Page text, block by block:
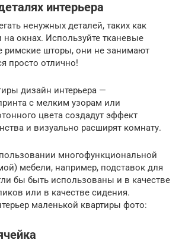
интерьера
ненужных деталей, таких как
окнах. Используйте тканевые
римские шторы, они не занимают
просто отлично!
дизайн интерьера —
с мелким узорам или
цвета создадут эффект
и визуально расширят комнату.
многофункциональной
мебели, например, подставок для
бы быть использованы и в качестве
или в качестве сидения.
маленькой квартиры фото: